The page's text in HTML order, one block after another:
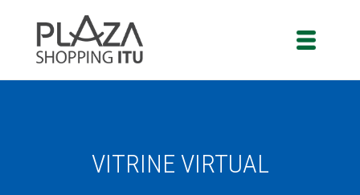
VITRINE VIRTUAL